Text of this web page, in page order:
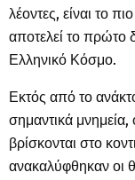
λέοντες, είναι το
αποτελεί το πρώτο
Ελληνικό Κόσμο.
Εκτός από το
σημαντικά μνημεία,
βρίσκονται στο
ανακαλύφθηκαν οι